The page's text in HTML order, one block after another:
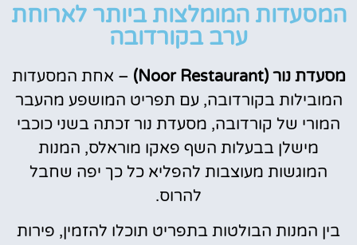
המסעדות המומלצות ביותר לארוחת
ערב בקורדובה
מסעדת נור (Noor Restaurant)
– אחת המסעדות
המובילות בקורדובה, עם תפריט המושפע מהעבר
המורי של קורדובה, מסעדת נור זכתה בשני כוכבי
מישלן בבעלות השף פאקו מוראלס, המנות
המוגשות מעוצבות להפליא כל כך יפה שחבל
להרוס.
בין המנות הבולטות בתפריט תוכלו להזמין, פירות